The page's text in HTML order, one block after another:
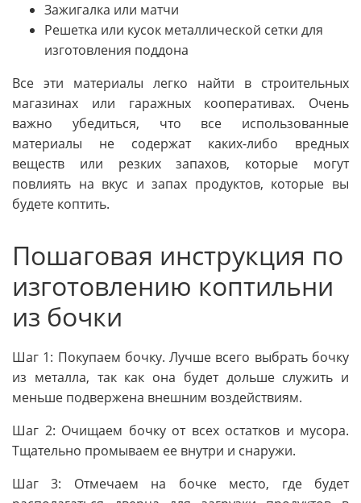
Зажигалка или матчи
Решетка или кусок металлической сетки для
изготовления поддона
Все эти материалы легко найти в строительных
магазинах или гаражных кооперативах. Очень
важно убедиться, что все использованные
материалы не содержат каких-либо вредных
веществ или резких запахов, которые могут
повлиять на вкус и запах продуктов, которые вы
будете коптить.
Пошаговая инструкция по
изготовлению коптильни
из бочки
Шаг 1: Покупаем бочку. Лучше всего выбрать бочку
из металла, так как она будет дольше служить и
меньше подвержена внешним воздействиям.
Шаг 2: Очищаем бочку от всех остатков и мусора.
Тщательно промываем ее внутри и снаружи.
Шаг 3: Отмечаем на бочке место, где будет